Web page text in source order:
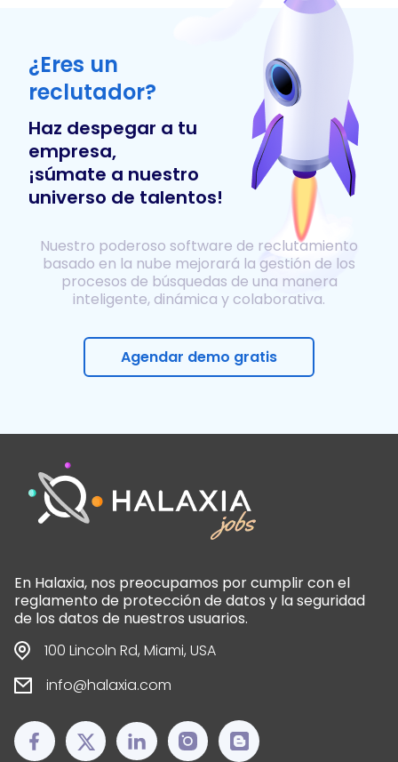
¿Eres un
reclutador?
Haz despegar a tu
empresa,
¡súmate a nuestro
universo de talentos!
Nuestro poderoso software de reclutamiento
basado en la nube mejorará la gestión de los
procesos de búsquedas de una manera
inteligente, dinámica y colaborativa.
Agendar demo gratis
En Halaxia, nos preocupamos por cumplir con el
reglamento de protección de datos y la seguridad
de los datos de nuestros usuarios.
100 Lincoln Rd, Miami, USA
info@halaxia.com